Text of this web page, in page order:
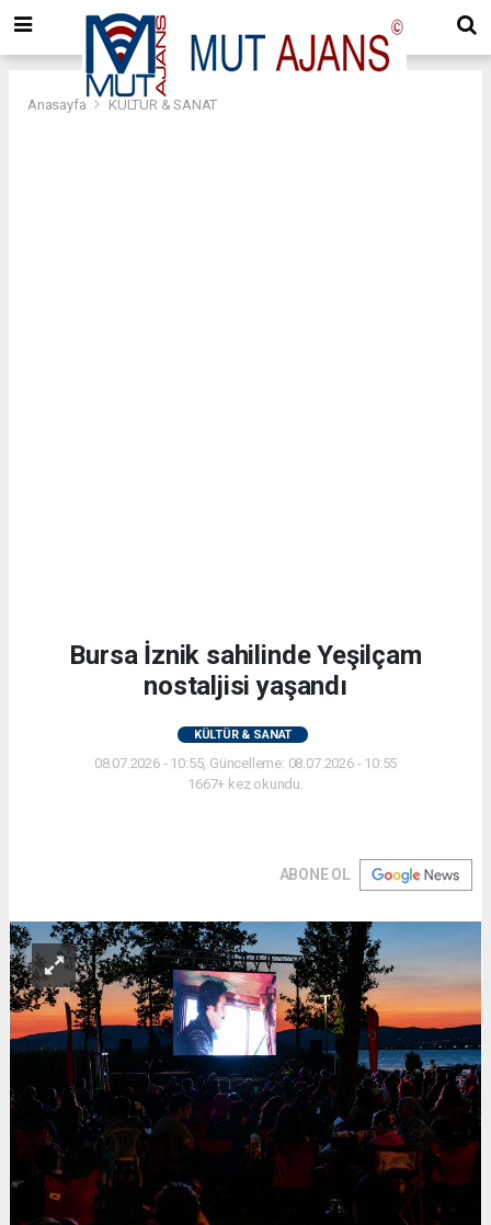
Anasayfa KÜLTÜR & SANAT
Bursa İznik sahilinde Yeşilçam
nostaljisi yaşandı
KÜLTÜR & SANAT
08.07.2026 - 10:55, Güncelleme: 08.07.2026 - 10:55
1667+ kez okundu.
ABONE OL